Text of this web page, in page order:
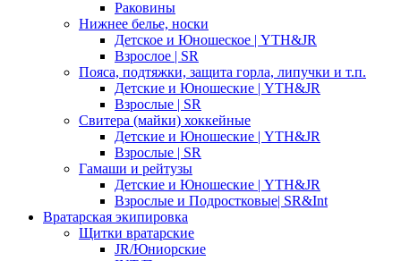
Раковины
Нижнее белье, носки
Детское и Юношеское | YTH&JR
Взрослое | SR
Пояса, подтяжки, защита горла, липучки и т.п.
Детские и Юношеские | YTH&JR
Взрослые | SR
Свитера (майки) хоккейные
Детские и Юношеские | YTH&JR
Взрослые | SR
Гамаши и рейтузы
Детские и Юношеские | YTH&JR
Взрослые и Подростковые| SR&Int
Вратарская экипировка
Щитки вратарские
JR/Юниорские